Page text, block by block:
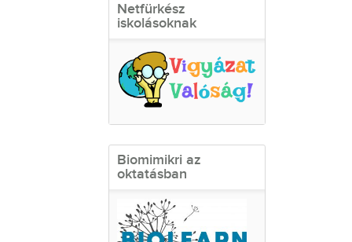
Netfürkész
iskolásoknak
Biomimikri az
oktatásban